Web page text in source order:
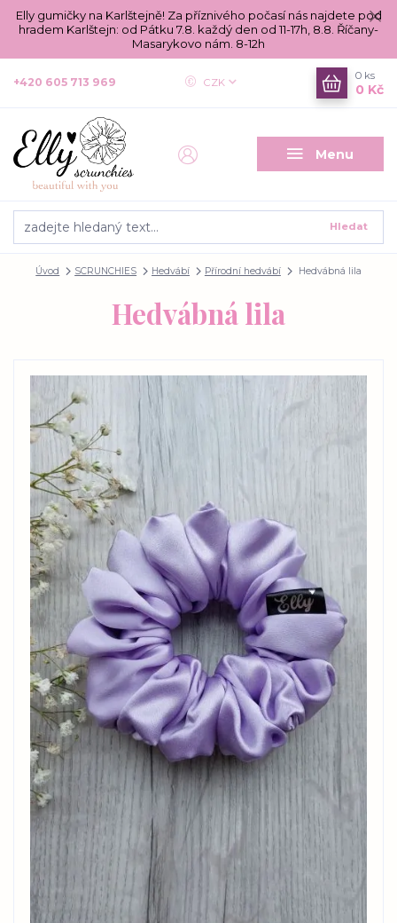
Elly gumičky na Karlštejně! Za příznivého počasí nás najdete pod
hradem Karlštejn: od Pátku 7.8. každý den od 11-17h, 8.8. Říčany-
Masarykovo nám. 8-12h
Menu
CZK
Hledat
+420 605 713 969
0 ks
0 Kč
Úvod SCRUNCHIES Hedvábí Přírodní hedvábí Hedvábná lila
Hedvábná lila